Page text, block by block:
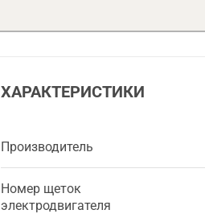
ХАРАКТЕРИСТИКИ
Производитель
Номер щеток
электродвигателя